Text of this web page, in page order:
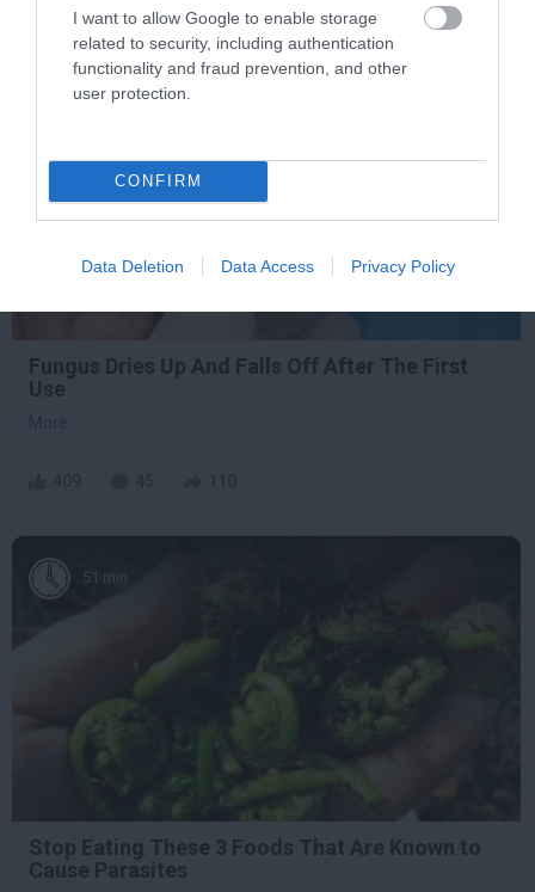
I want to allow Google to enable storage
related to security, including authentication
functionality and fraud prevention, and other
user protection.
CONFIRM
Data Deletion Data Access Privacy Policy
11 h 1 min
Fungus Dries Up And Falls Off After The First
Use
More
51 min
Stop Eating These 3 Foods That Are Known to
Cause Parasites